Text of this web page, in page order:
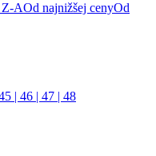
AOd najnižšej cenyOd
| 46 | 47 | 48